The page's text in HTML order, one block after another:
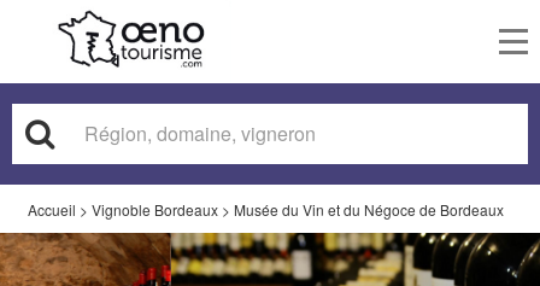
Accueil > Vignoble Bordeaux > Musée du Vin et du Négoce de Bordeaux